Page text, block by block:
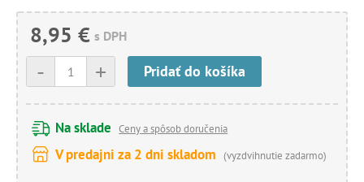
8,95 € s DPH
+
- Pridať do košíka
Na sklade Ceny a spôsob doručenia
V predajni za 2 dni skladom (vyzdvihnutie zadarmo)